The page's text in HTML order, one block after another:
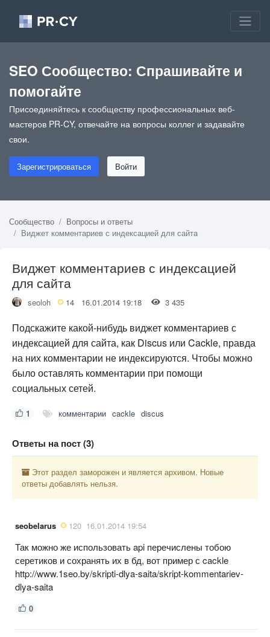
SEO Сообщество: Спрашивайте и
помогайте
Присоединяйтесь к сообществу профессиональных веб-
мастеров PR-CY, отвечайте на вопросы коллег и задавайте
свои.
Зарегистрироваться Войти
Сообщество
Вопросы и ответы
Виджет комментариев с индексацией для сайта
Виджет комментариев с индексацией
для сайта
seoloh 14 16.01.2014 19:18 3 435
Подскажите какой-нибудь виджет комментариев с
индексацией для сайта, как Discus или Cackle, правда
на них комментарии не индексируются. Чтобы можно
было оставлять комментарии при помощи
социальных сетей.
1 комментарии cackle discus
Ответы на пост (3)
Этот раздел заморожен и является архивом. Новые
ответы добавлять нельзя.
seobelarus 120 16.01.2014 19:54
Так можно же использовать api перечислены тобою
серетиков и сохранять их в бд, вот пример с cackle
http://www.1seo.by/skripti-dlya-saita/skript-kommentariev-
dlya-saita
0